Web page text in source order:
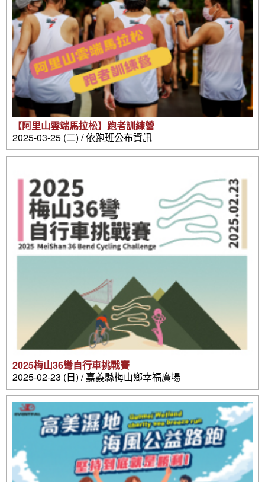
【阿里山雲端馬拉松】跑者訓練營
2025-03-25 (二) / 依跑班公布資訊
2025梅山36彎自行車挑戰賽
2025-02-23 (日) / 嘉義縣梅山鄉幸福廣場